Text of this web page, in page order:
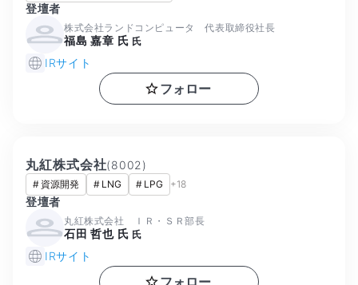
登壇者
株式会社ランドコンピュータ 代表取締役社長
福島 嘉章 氏 氏
IRサイト
フォロー
丸紅株式会社(8002 )
# 資源開発 # LNG # LPG +18
登壇者
丸紅株式会社 ＩＲ・ＳＲ部長
石田 哲也 氏 氏
IRサイト
フォロー